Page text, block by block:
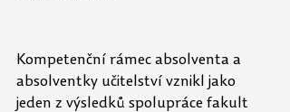
Kompetenční rámec absolventa a
absolventky učitelství vznikl jako
jeden z výsledků spolupráce fakult